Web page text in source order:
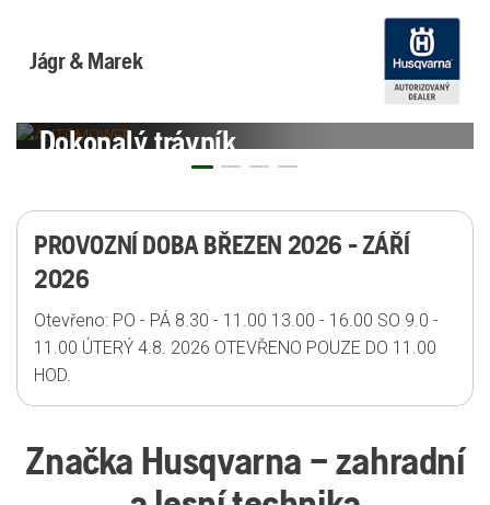
Jágr & Marek
Previous
Pily vyrábíme od roku
VÍCE INFORMACÍ
PROVOZNÍ DOBA BŘEZEN 2026 - ZÁŘÍ
2026
Otevřeno: PO - PÁ 8.30 - 11.00 13.00 - 16.00 SO 9.0 -
11.00 ÚTERÝ 4.8. 2026 OTEVŘENO POUZE DO 11.00
HOD.
Značka Husqvarna – zahradní